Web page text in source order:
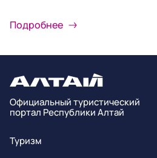
Подробнее
Официальный туристический
портал Республики Алтай
Туризм